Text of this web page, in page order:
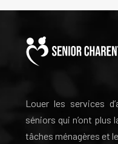
Louer les services
séniors qui n’ont plus
tâches ménagères et